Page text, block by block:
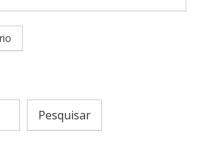
Pesquisar